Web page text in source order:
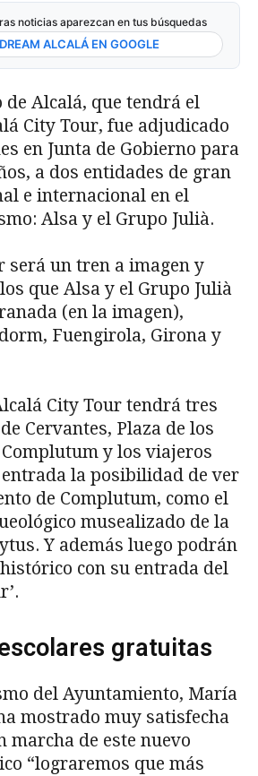
noticias aparezcan en tus búsquedas
ALCALÁ EN GOOGLE
Alcalá, que tendrá el
City Tour, fue adjudicado
en Junta de Gobierno para
a dos entidades de gran
e internacional en el
Alsa y el Grupo Julià.
será un tren a imagen y
que Alsa y el Grupo Julià
(en la imagen),
Fuengirola, Girona y
City Tour tendrá tres
Cervantes, Plaza de los
y los viajeros
la posibilidad de ver
de Complutum, como el
musealizado de la
Y además luego podrán
con su entrada del
gratuitas
del Ayuntamiento, María
mostrado muy satisfecha
marcha de este nuevo
“lograremos que más